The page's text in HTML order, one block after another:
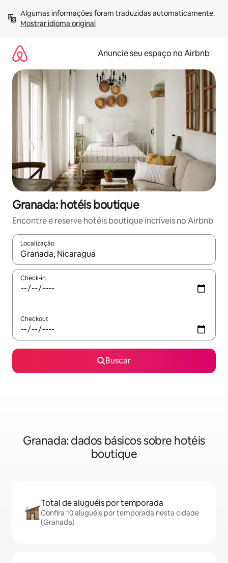
para
Mostrar idioma original
Anuncie seu espaço no Airbnb
Granada: hotéis boutique
Encontre e reserve hotéis boutique incríveis no Airbnb
Localização
Quando os resultados estiverem disponíveis, explore-os
Check-in
Checkout
Buscar
Granada: dados básicos sobre hotéis
boutique
Total de aluguéis por temporada
Confira 10 aluguéis por temporada nesta cidade
(Granada)